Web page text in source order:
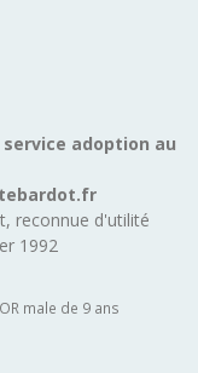
adoption au
reconnue d'utilité
1992
male de 9 ans